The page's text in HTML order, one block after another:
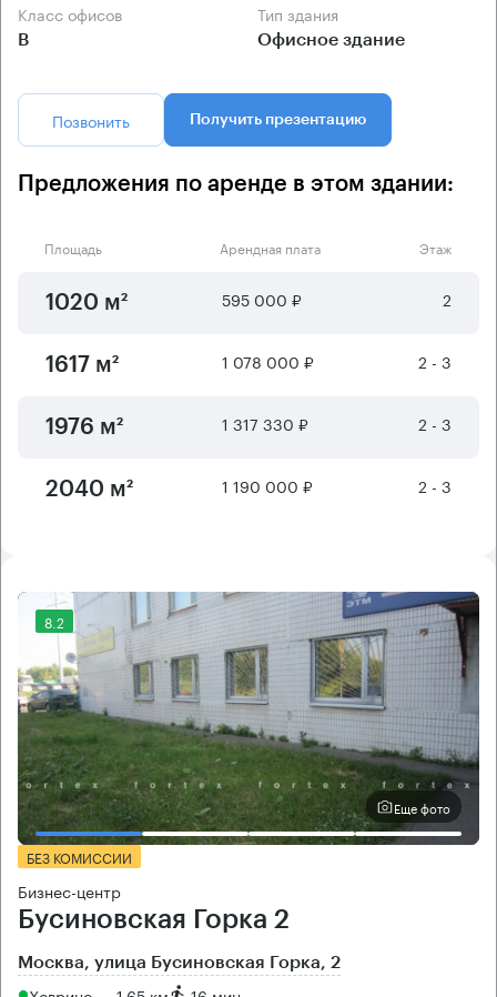
Класс офисов
B
Тип здания
Офисное здание
Позвонить Получить презентацию
Предложения по аренде в этом здании:
Площадь Арендная плата Этаж
1020 м² 595 000 ₽ 2
1617 м² 1 078 000 ₽ 2 - 3
1976 м² 1 317 330 ₽ 2 - 3
2040 м² 1 190 000 ₽ 2 - 3
8.2
Еще фото
БЕЗ КОМИССИИ
Бизнес-центр
Бусиновская Горка 2
Москва, улица Бусиновская Горка, 2